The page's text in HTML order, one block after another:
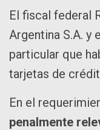
El fiscal federal
Argentina S.A.
particular que
tarjetas de
En el
penalmente